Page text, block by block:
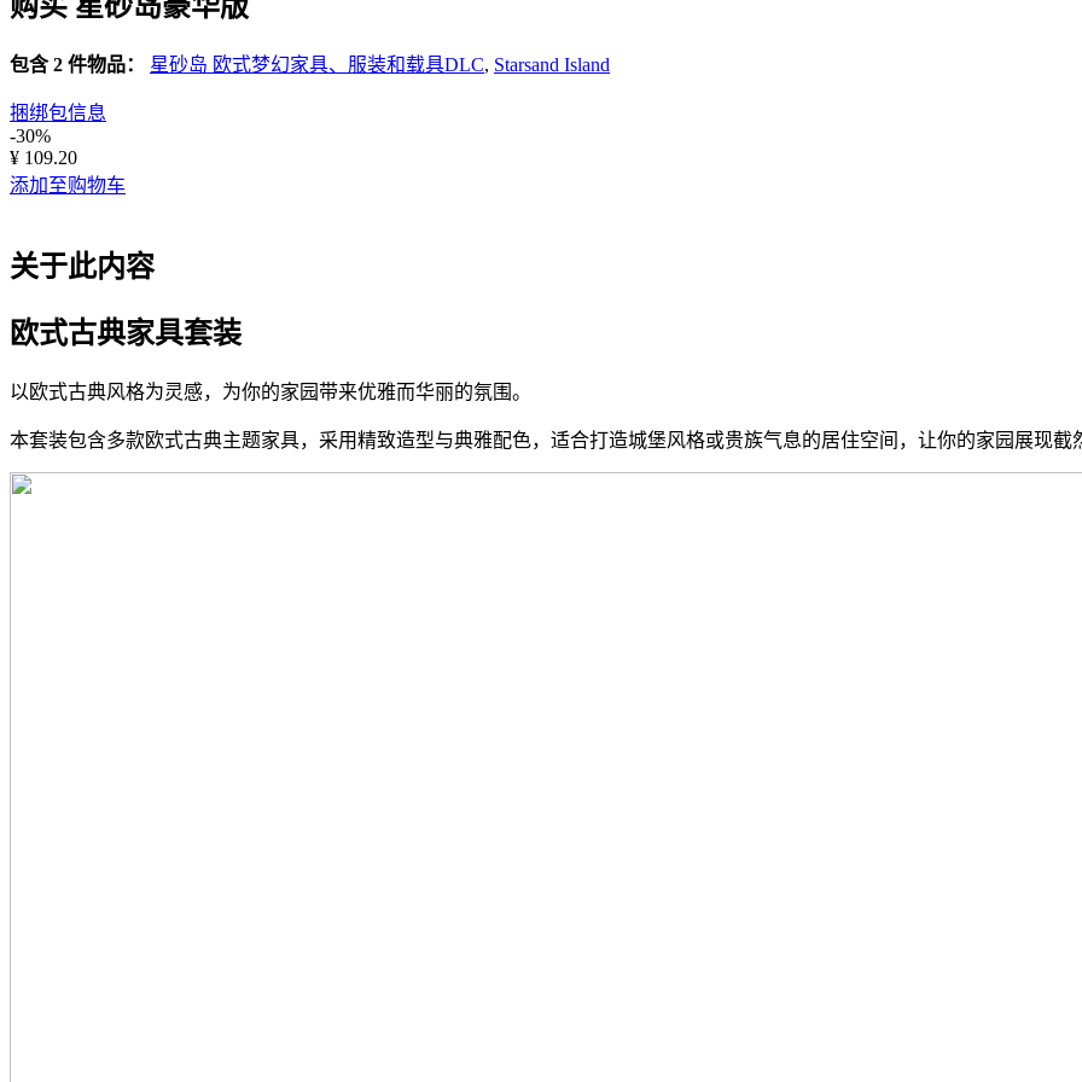
包含 2 件物品： 星砂岛 欧式梦幻家具、服装和载具DLC, Starsand Island
捆绑包信息
-30%
¥ 109.20
添加至购物车
关于此内容
欧式古典家具套装
以欧式古典风格为灵感，为你的家园带来优雅而华丽的氛围。
本套装包含多款欧式古典主题家具，采用精致造型与典雅配色，适合打造城堡风格或贵族气息的居住空间，让你的家园展现截